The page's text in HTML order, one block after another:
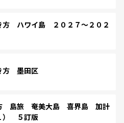
方 ハワイ島 ２０２７～２０２
方 墨田区
島旅 奄美大島 喜界島 加計
） ５訂版